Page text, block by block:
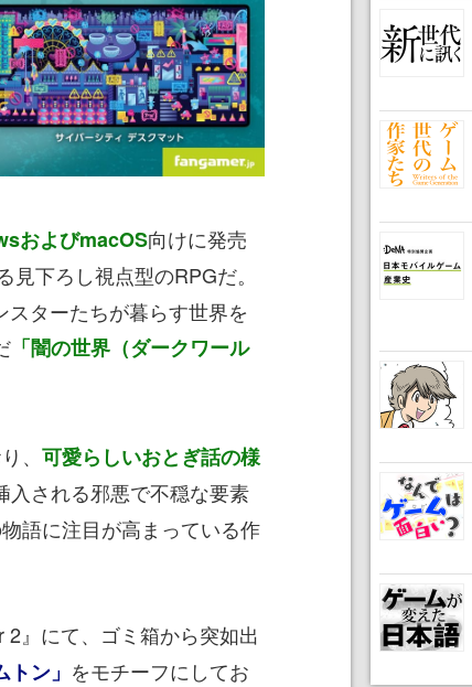
およびmacOS向けに発売
見下ろし視点型のRPGだ。
スターたちが暮らす世界を
「闇の世界（ダークワール
、 可愛らしいおとぎ話の様
入される邪悪で不穏な要素
語に注目が高まっている作
2』にて、ゴミ箱から突如出
トン」 をモチーフにしてお